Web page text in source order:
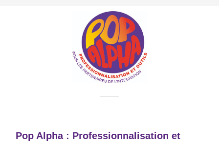
Pop Alpha : Professionnalisation et